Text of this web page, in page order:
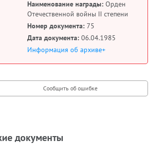
Наименование награды: Орден
Отечественной войны II степени
Номер документа: 75
Дата документа: 06.04.1985
Информация об архиве+
документы